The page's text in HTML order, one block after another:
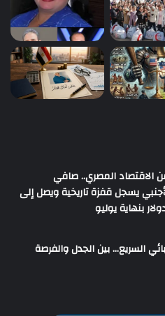
الاقتصاد المصري.. صافي
يسجل قفزة تاريخية ويصل إلى
السريع… بين الجدل والفرصة